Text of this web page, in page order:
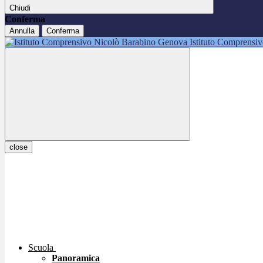
Chiudi
Conferma
Annulla Conferma
Istituto
close
Scuola
Panoramica